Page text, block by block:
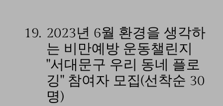
19. 2023년 6월 환경을 생각하
는 비만예방 운동챌린지
"서대문구 우리 동네 플로
깅" 참여자 모집(선착순 30
명)